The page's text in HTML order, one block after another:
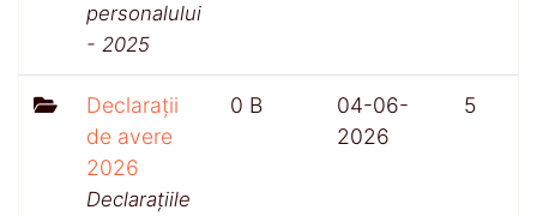
personalului
- 2025
Declarații
de avere
2026
Declarațiile
0 B
04-06-
2026
5